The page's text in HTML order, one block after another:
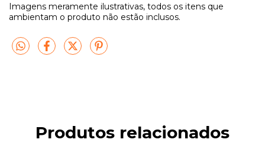
Imagens meramente ilustrativas, todos os itens que
ambientam o produto não estão inclusos.
Produtos relacionados